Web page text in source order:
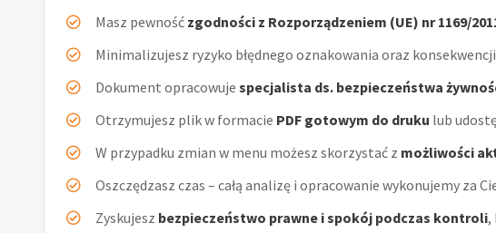
Masz pewność zgodności z Rozporządzeniem (UE) nr 1169/
Minimalizujesz ryzyko błędnego oznakowania oraz
Dokument opracowuje specjalista ds. bezpieczeństwa
Otrzymujesz plik w formacie PDF gotowym do druku lub
W przypadku zmian w menu możesz skorzystać z możliwości
Oszczędzasz czas – całą analizę i opracowanie wykonujemy za
Zyskujesz bezpieczeństwo prawne i spokój podczas kontroli,